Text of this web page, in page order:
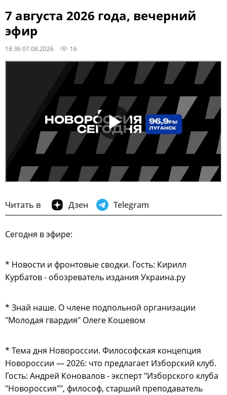
7 августа 2026 года, вечерний
эфир
18:36 07.08.2026 16
Читать в Дзен Telegram
Сегодня в эфире:
* Новости и фронтовые сводки. Гость: Кирилл
Курбатов - обозреватель издания Украина.ру
* Знай наше. О члене подпольной организации
"Молодая гвардия" Олеге Кошевом
* Тема дня Новороссии. Философская концепция
Новороссии — 2026: что предлагает Изборский клуб.
Гость: Андрей Коновалов - эксперт "Изборского клуба
"Новороссия"", философ, старший преподаватель